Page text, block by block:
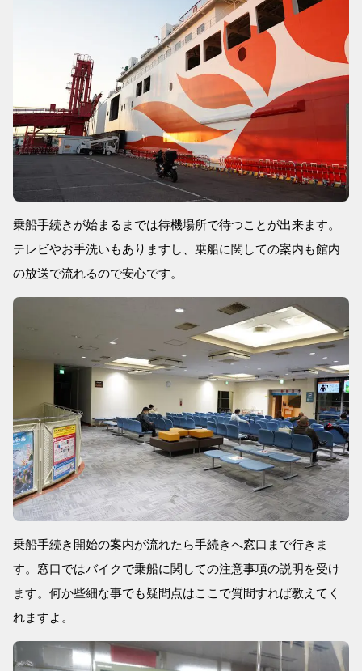
乗船手続きが始まるまでは待機場所で待つことが出来ます。
テレビやお手洗いもありますし、乗船に関しての案内も館内
の放送で流れるので安心です。
乗船手続き開始の案内が流れたら手続きへ窓口まで行きま
す。窓口ではバイクで乗船に関しての注意事項の説明を受け
ます。何か些細な事でも疑問点はここで質問すれば教えてく
れますよ。